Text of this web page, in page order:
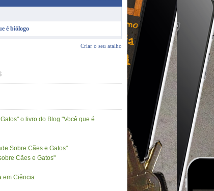
é biólogo
Criar o seu atalho
o livro do Blog "Você que é
Sobre Cães e Gatos"
Cães e Gatos"
em Ciência